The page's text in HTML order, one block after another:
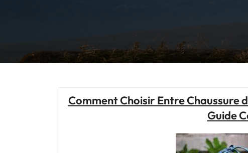
Comment Choisir Entre Chaussure
Guide